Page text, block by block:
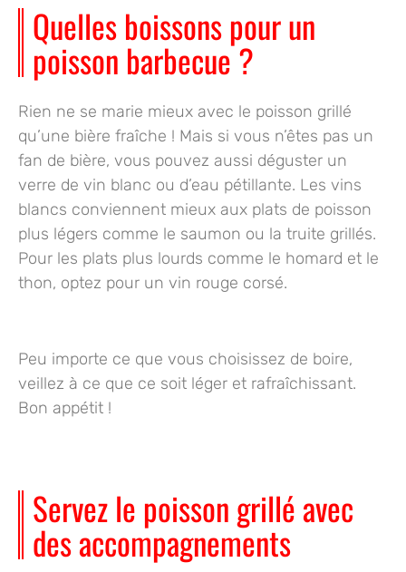
Quelles boissons pour un
poisson barbecue ?
Rien ne se marie mieux avec le poisson grillé
qu’une bière fraîche ! Mais si vous n’êtes pas un
fan de bière, vous pouvez aussi déguster un
verre de vin blanc ou d’eau pétillante. Les vins
blancs conviennent mieux aux plats de poisson
plus légers comme le saumon ou la truite grillés.
Pour les plats plus lourds comme le homard et le
thon, optez pour un vin rouge corsé.
Peu importe ce que vous choisissez de boire,
veillez à ce que ce soit léger et rafraîchissant.
Bon appétit !
Servez le poisson grillé avec
des accompagnements